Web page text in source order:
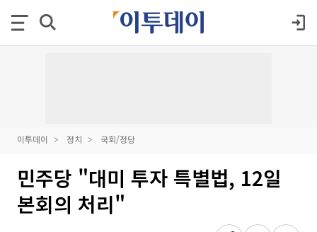
이투데이 정치 국회/정당
민주당 "대미 투자 특별법, 12일
본회의 처리"